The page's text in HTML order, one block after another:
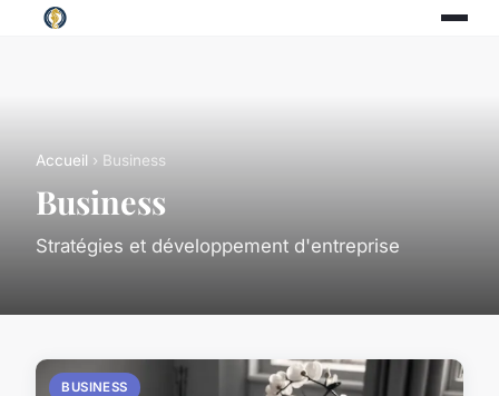
Accueil › Business
Business
Stratégies et développement d'entreprise
BUSINESS